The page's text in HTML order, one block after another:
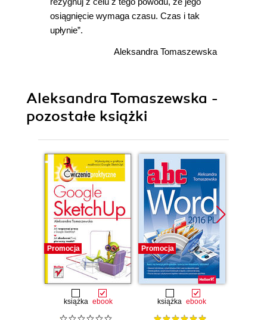
osiągnięcie wymaga czasu. Czas i tak
upłynie”.
Aleksandra Tomaszewska
Aleksandra Tomaszewska -
pozostałe książki
Promocja
książka ebook
Promocja
książka ebook